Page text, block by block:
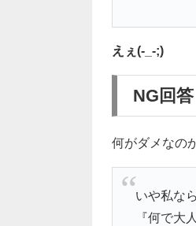
えぇ(-_-;)
NG回答
何がダメなの
いや私な
『何で大